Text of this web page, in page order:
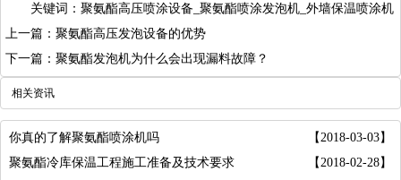
关键词：聚氨酯高压喷涂设备_聚氨酯喷涂发泡机_外墙保温喷涂机
上一篇：聚氨酯高压发泡设备的优势
下一篇：聚氨酯发泡机为什么会出现漏料故障？
相关资讯
你真的了解聚氨酯喷涂机吗
【2018-03-03】
聚氨酯冷库保温工程施工准备及技术要求
【2018-02-28】